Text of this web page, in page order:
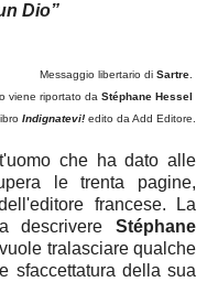
Dio”
Messaggio libertario di Sartre
viene riportato da Stéphane Hessel
Indignatevi! edito da Add Editore.
che ha dato alle
le trenta pagine,
francese. La
descrivere Stéphane
tralasciare qualche
sfaccettatura della sua